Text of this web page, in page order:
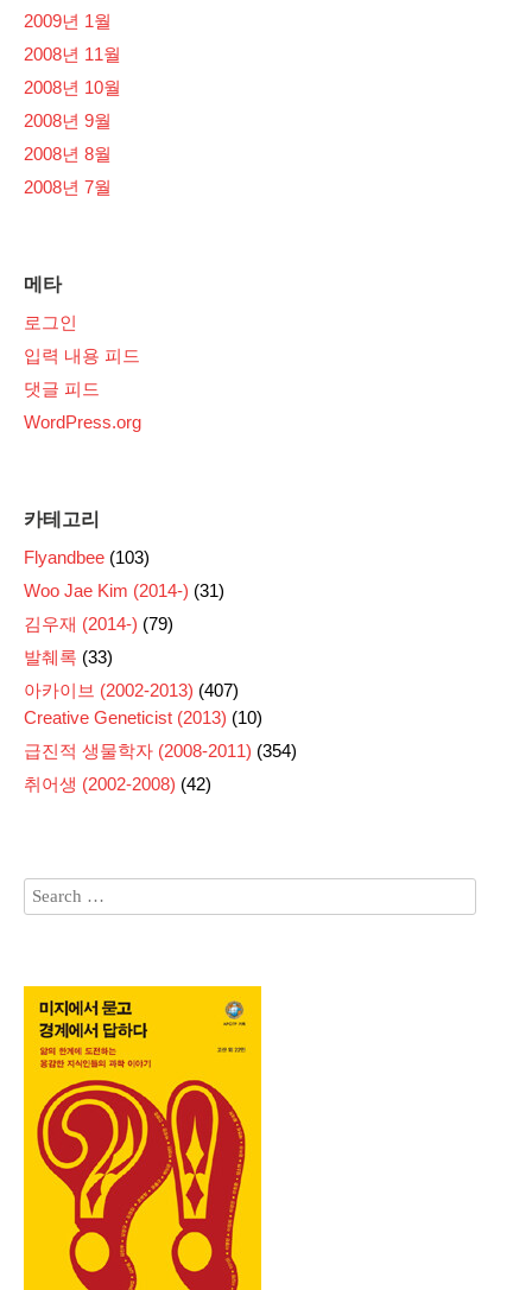
2009년 1월
2008년 11월
2008년 10월
2008년 9월
2008년 8월
2008년 7월
메타
로그인
입력 내용 피드
댓글 피드
WordPress.org
카테고리
Flyandbee (103)
Woo Jae Kim (2014-) (31)
김우재 (2014-) (79)
발췌록 (33)
아카이브 (2002-2013) (407)
Creative Geneticist (2013) (10)
급진적 생물학자 (2008-2011) (354)
취어생 (2002-2008) (42)